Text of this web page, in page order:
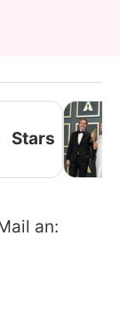
Stars
an: